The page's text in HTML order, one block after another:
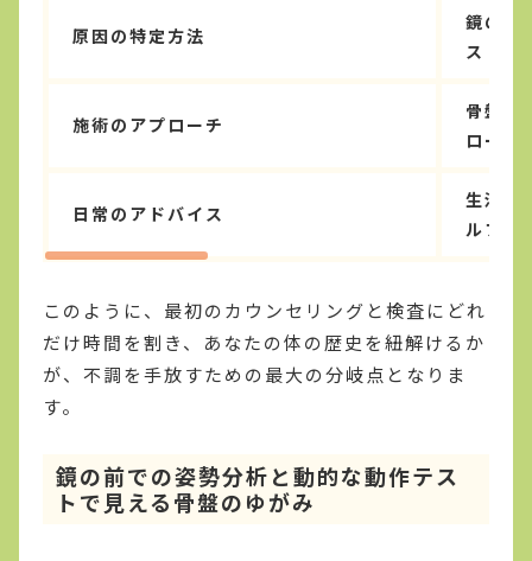
原因の特定方法
鏡の前
スト
施術のアプローチ
骨盤や
ローチ
日常のアドバイス
生活習
ルフケ
このように、最初のカウンセリングと検査にどれ
だけ時間を割き、あなたの体の歴史を紐解けるか
が、不調を手放すための最大の分岐点となりま
す。
鏡の前での姿勢分析と動的な動作テス
トで見える骨盤のゆがみ